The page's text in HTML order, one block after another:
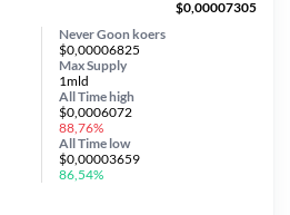
$0,00007305
Never Goon koers
$0,00006825
Max Supply
1mld
All Timehigh
$0,0006072
88,76%
All Time low
$0,00003659
86,54%